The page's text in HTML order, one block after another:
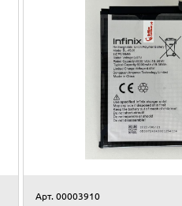
Арт. 00003910